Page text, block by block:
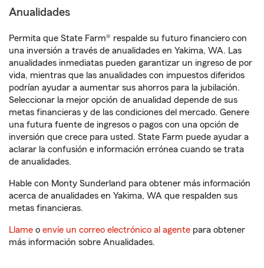
Anualidades
Permita que State Farm® respalde su futuro financiero con
una inversión a través de anualidades en Yakima, WA. Las
anualidades inmediatas pueden garantizar un ingreso de por
vida, mientras que las anualidades con impuestos diferidos
podrían ayudar a aumentar sus ahorros para la jubilación.
Seleccionar la mejor opción de anualidad depende de sus
metas financieras y de las condiciones del mercado. Genere
una futura fuente de ingresos o pagos con una opción de
inversión que crece para usted. State Farm puede ayudar a
aclarar la confusión e información errónea cuando se trata
de anualidades.
Hable con Monty Sunderland para obtener más información
acerca de anualidades en Yakima, WA que respalden sus
metas financieras.
Llame o envíe un correo electrónico al agente para obtener
más información sobre Anualidades.